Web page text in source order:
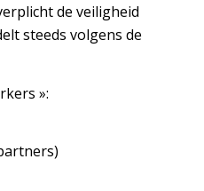
de veiligheid
steeds volgens de
»: